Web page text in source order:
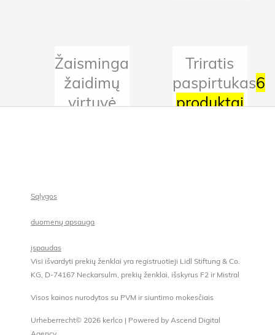
Žaisminga
žaidimų
virtuvė
Triratis
paspirtukas6
produktai
Sąlygos
duomenų apsauga
įspaudas
Visi išvardyti prekių ženklai yra registruotieji Lidl Stiftung & Co.
KG, D-74167 Neckarsulm, prekių ženklai, išskyrus F2 ir Mistral
Visos kainos nurodytos su PVM ir siuntimo mokesčiais
Urheberrecht© 2026 kerlco | Powered by Ascend Digital